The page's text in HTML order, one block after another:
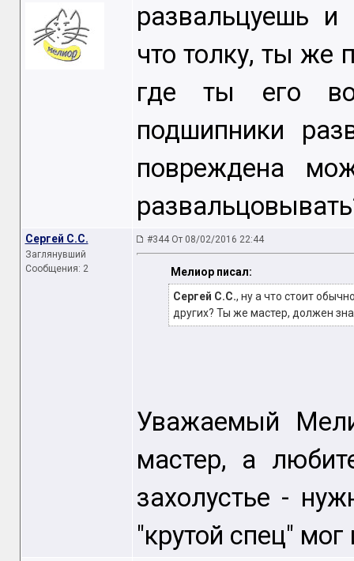
развальцуешь
что толку, ты же
где ты его
подшипники
повреждена
Сергей С.С.
Заглянувший
Сообщения: 2
#344 От 08/02/2016 22:44
Мелиор писал:
Сергей С.С., ну а что стоит
других? Ты же мастер, должен
Уважаемый
мастер, а
захолустье -
"крутой спец"